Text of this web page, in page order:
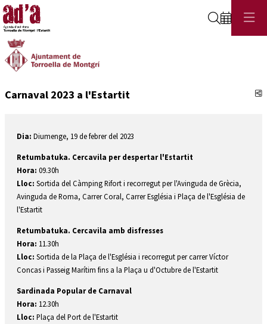
Cerca
Carnaval 2023 a l'Estartit
Dia: Diumenge, 19 de febrer del 2023
Retumbatuka. Cercavila per despertar l'Estartit
Hora: 09.30h
Lloc: Sortida del Càmping Rifort i recorregut per l'Avinguda de Grècia,
Avinguda de Roma, Carrer Coral, Carrer Església i Plaça de l'Església de
l'Estartit
Retumbatuka. Cercavila amb disfresses
Hora: 11.30h
Lloc: Sortida de la Plaça de l'Església i recorregut per carrer Víctor
Concas i Passeig Marítim fins a la Plaça u d'Octubre de l'Estartit
Sardinada Popular de Carnaval
Hora: 12.30h
Lloc: Plaça del Port de l'Estartit